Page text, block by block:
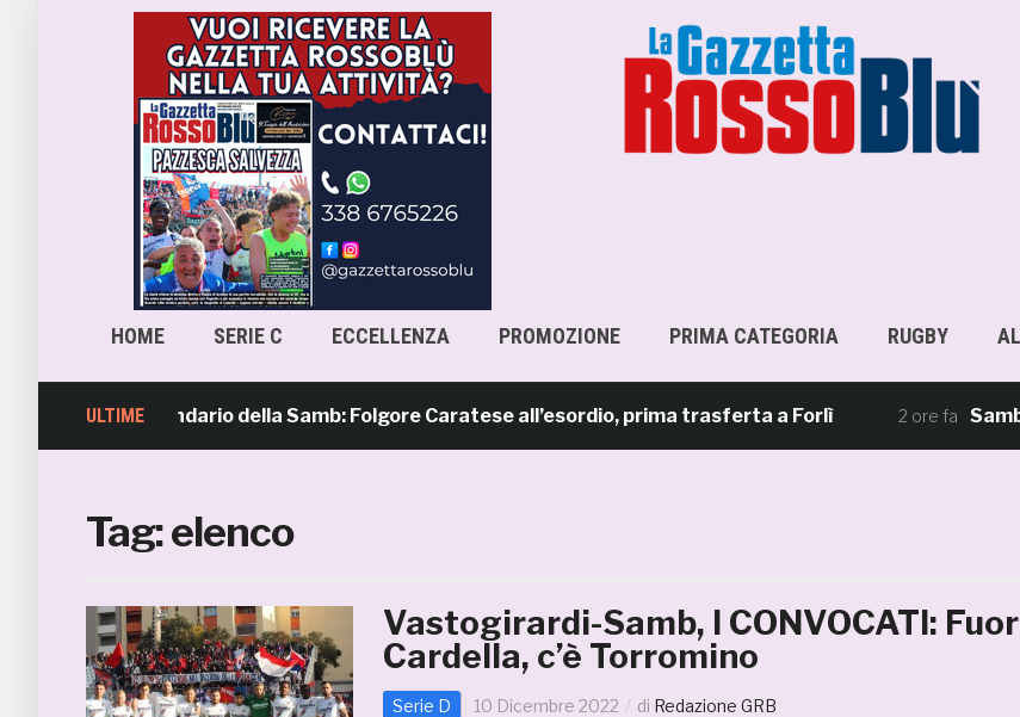
HOME SERIE C ECCELLENZA PROMOZIONE PRIMA CATEGORIA RUGBY
ULTIME
4, il calendario della Samb: Folgore Caratese all’esordio, prima trasferta a Forlì 2 ore fa Samb, su
Tag:elenco
Vastogirardi-Samb, I CONVOCATI:
Cardella, c’è Torromino
Serie D 10 Dicembre 2022 di Redazione GRB